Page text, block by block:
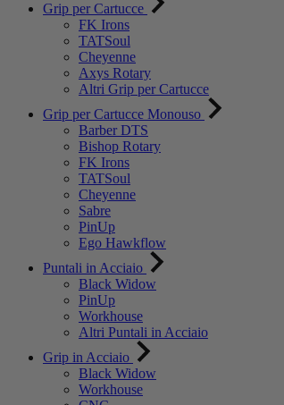
Grip per Cartucce
FK Irons
TATSoul
Cheyenne
Axys Rotary
Altri Grip per Cartucce
Grip per Cartucce Monouso
Barber DTS
Bishop Rotary
FK Irons
TATSoul
Cheyenne
Sabre
PinUp
Ego Hawkflow
Puntali in Acciaio
Black Widow
PinUp
Workhouse
Altri Puntali in Acciaio
Grip in Acciaio
Black Widow
Workhouse